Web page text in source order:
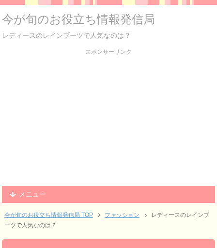
今が旬のお役立ち情報発信局
レディースのレインブーツで人気なのは？
スポンサーリンク
メニュー
今が旬のお役立ち情報発信局 TOP ファッション
レディースのレインブ
ーツで人気なのは？